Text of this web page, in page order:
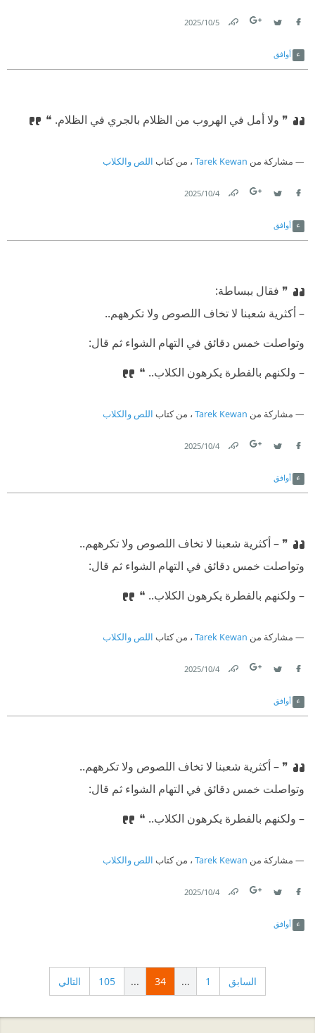
5‏/10‏/2025
أوافق
❞ ولا أمل في الهروب من الظلام بالجري في الظلام. ❝
مشاركة من Tarek Kewan ، من كتاب اللص والكلاب
4‏/10‏/2025
أوافق
❞ فقال ببساطة:
⁠‫– أكثرية شعبنا لا تخاف اللصوص ولا تكرههم..
⁠‫وتواصلت خمس دقائق في التهام الشواء ثم قال:
⁠‫– ولكنهم بالفطرة يكرهون الكلاب.. ❝
مشاركة من Tarek Kewan ، من كتاب اللص والكلاب
4‏/10‏/2025
أوافق
❞ ⁠‫– أكثرية شعبنا لا تخاف اللصوص ولا تكرههم..
⁠‫وتواصلت خمس دقائق في التهام الشواء ثم قال:
⁠‫– ولكنهم بالفطرة يكرهون الكلاب.. ❝
مشاركة من Tarek Kewan ، من كتاب اللص والكلاب
4‏/10‏/2025
أوافق
❞ ⁠‫– أكثرية شعبنا لا تخاف اللصوص ولا تكرههم..
⁠‫وتواصلت خمس دقائق في التهام الشواء ثم قال:
⁠‫– ولكنهم بالفطرة يكرهون الكلاب.. ❝
مشاركة من Tarek Kewan ، من كتاب اللص والكلاب
4‏/10‏/2025
أوافق
السابق 1
...
34
...
105 التالي